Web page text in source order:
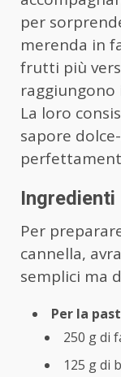
per
merenda in
frutti più
raggiungono
La loro
sapore
Ingredienti
Per
cannella,
semplici ma
Per la
250 g di
125 g di